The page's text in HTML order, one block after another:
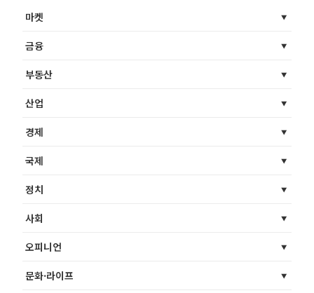
마켓
금융
부동산
산업
경제
국제
정치
사회
오피니언
문화·라이프